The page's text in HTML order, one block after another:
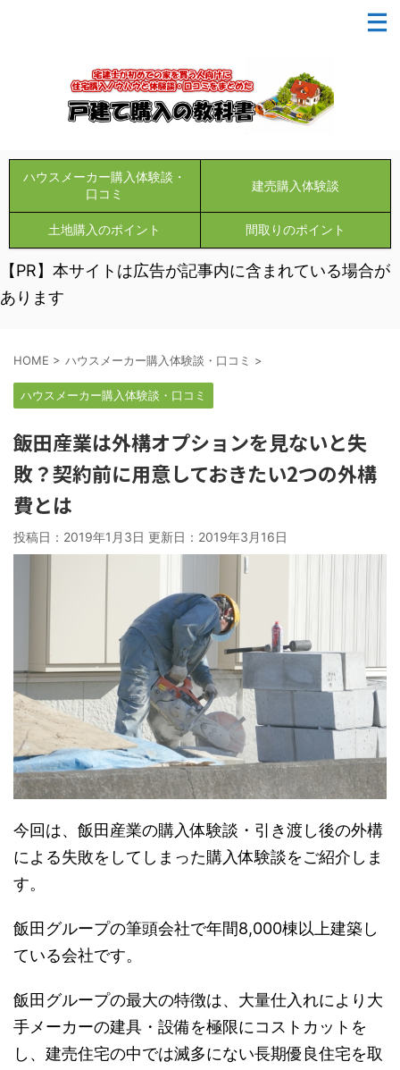
ハウスメーカー購入体験談・
口コミ
建売購入体験談
土地購入のポイント 間取りのポイント
【PR】本サイトは広告が記事内に含まれている場合が
あります
HOME > ハウスメーカー購入体験談・口コミ >
ハウスメーカー購入体験談・口コミ
飯田産業は外構オプションを見ないと失
敗？契約前に用意しておきたい2つの外構
費とは
投稿日：2019年1月3日 更新日： 2019年3月16日
今回は、飯田産業の購入体験談・引き渡し後の外構
による失敗をしてしまった購入体験談をご紹介しま
す。
飯田グループの筆頭会社で年間8,000棟以上建築し
ている会社です。
飯田グループの最大の特徴は、大量仕入れにより大
手メーカーの建具・設備を極限にコストカットを
し、建売住宅の中では滅多にない長期優良住宅を取